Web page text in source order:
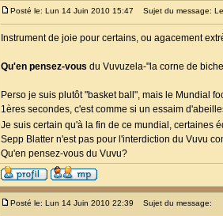
Posté le: Lun 14 Juin 2010 15:47 Sujet du message:
Instrument de joie pour certains, ou agacement
Qu'en pensez-vous du Vuvuzela-"la corne de
Perso je suis plutôt "basket ball", mais le Mundial
1ères secondes, c'est comme si un essaim
Je suis certain qu'à la fin de ce mundial, certaines
Sepp Blatter n'est pas pour l'interdiction du Vuvu
Qu'en pensez-vous du Vuvu?
Posté le: Lun 14 Juin 2010 22:39 Sujet du message: